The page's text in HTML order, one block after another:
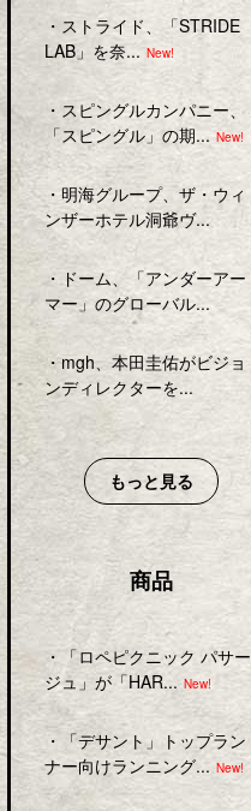
・ ストライド、「STRIDE
LAB」を奈... New!
・ スピングルカンパニー、
「スピングル」の期... New!
・明海グループ、ザ・ウィ
ンザーホテル洞爺ヴ...
・ ドーム、「アンダーアー
マー」のグローバル...
・mgh、本田圭佑がビジョ
ンディレクターを...
もっと見る
商品
・ 「ロペピクニック パサー
ジュ」が「HAR... New!
・
「デサント」トップラン
ナー向けランニング... New!